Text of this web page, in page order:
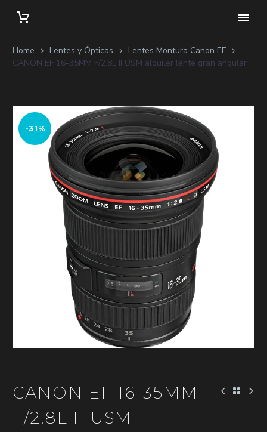
Home Lentes y Ópticas
Lentes Montura Canon EF
CANON EF 16-35MM F/2.8L II USM alquiler lente gran angular
-31%
CANON EF 16-35MM
F/2.8L II USM